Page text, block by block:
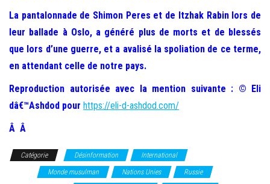
La pantalonnade de Shimon Peres et de Itzhak Rabin lors de
leur ballade à Oslo, a généré plus de morts et de blessés
que lors d’une guerre, et a avalisé la spoliation de ce terme,
en attendant celle de notre pays.
Reproduction autorisée avec la mention suivante : © Eli
dâ€™Ashdod pour https://eli-d-ashdod.com/
Â Â
Catégorie Désinformation International
Monde musulman Nations Unies
Russie